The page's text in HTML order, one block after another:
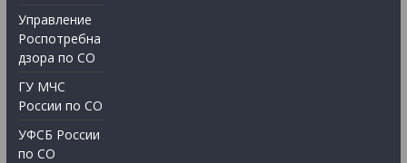
Управление
Роспотребна
дзора по СО
ГУ МЧС
России по СО
УФСБ России
по СО